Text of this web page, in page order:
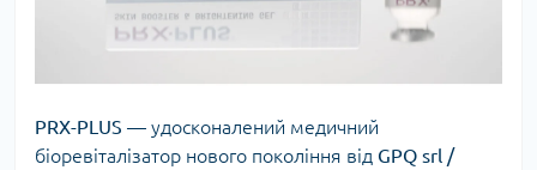
PRX-PLUS — удосконалений медичний
біоревіталізатор нового покоління від GPQ srl /